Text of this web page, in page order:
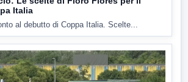
Italia
al debutto di Coppa Italia. Scelte...